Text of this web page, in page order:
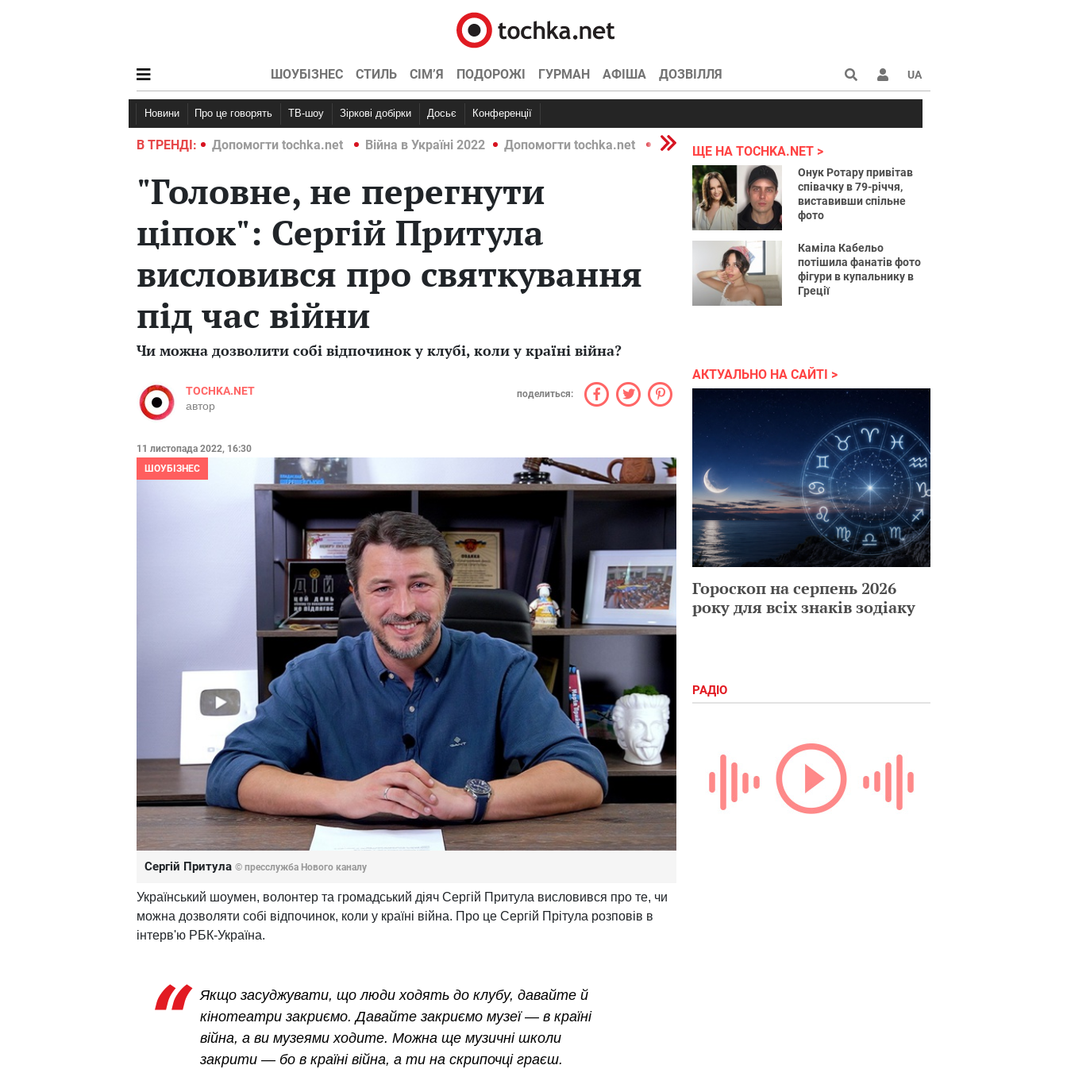
ШОУБІЗНЕС СТИЛЬ СІМ’Я ПОДОРОЖІ ГУРМАН АФІША ДОЗВІЛЛЯ UA
Новини Про це говорять ТВ-шоу Зіркові добірки Досьє Конференції
В ТРЕНДІ:
Війна в Україні 2022 Допомогти tochka.net Війна в Україні 2022 Допомогти tochka.net Війна в Україні 2022
"Головне, не перегнути
ціпок": Сергій Притула
висловився про святкування
під час війни
Чи можна дозволити собі відпочинок у клубі, коли у країні війна?
TOCHKA.NET
автор
поделиться:
11 листопада 2022, 16:30
ШОУБІЗНЕС
Сергій Притула © пресслужба Нового каналу
Український шоумен, волонтер та громадський діяч Сергій Притула висловився про те, чи
можна дозволяти собі відпочинок, коли у країні війна. Про це Сергій Прітула розповів в
інтерв'ю РБК-Україна.
Якщо засуджувати, що люди ходять до клубу, давайте й
кінотеатри закриємо. Давайте закриємо музеї — в країні
війна, а ви музеями ходите. Можна ще музичні школи
закрити — бо в країні війна, а ти на скрипочці граєш.
ЩЕ НА TOCHKA.NET
Онук Ротару привітав
співачку в 79-річчя,
виставивши спільне
фото
Каміла Кабельо
потішила фанатів фото
фігури в купальнику в
Греції
АКТУАЛЬНО НА САЙТІ
Гороскоп на серпень 2026
року для всіх знаків зодіаку
РАДІО